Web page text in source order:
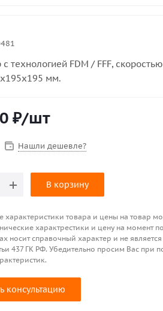
с технологией FDM / FFF,
мм.
₽/шт
Нашли дешевле?
В корзину
характеристики товара и цены на товар
характрестики и цену на момент
носит справочный характер и не
437 ГК РФ. Убедительно просим Вас при
консультацию